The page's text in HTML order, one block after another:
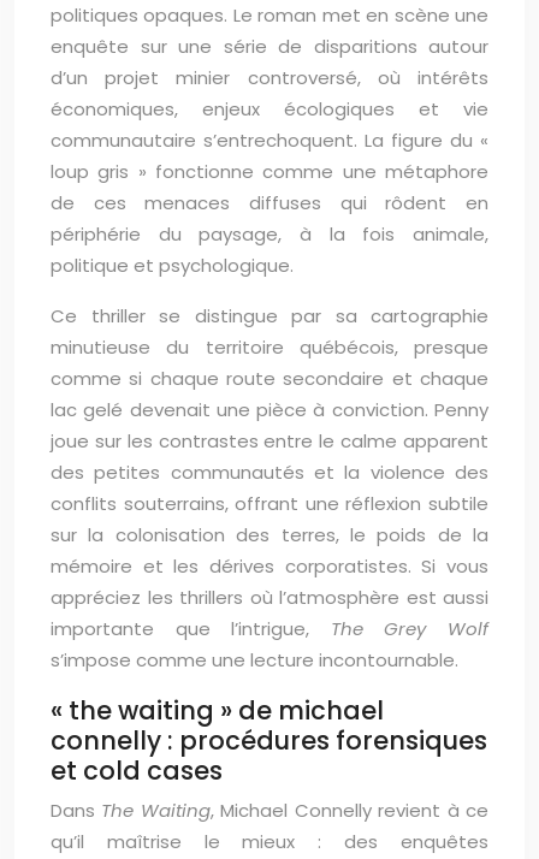
politiques opaques. Le roman met en scène une
enquête sur une série de disparitions autour
d’un projet minier controversé, où intérêts
économiques, enjeux écologiques et vie
communautaire s’entrechoquent. La figure du «
loup gris » fonctionne comme une métaphore
de ces menaces diffuses qui rôdent en
périphérie du paysage, à la fois animale,
politique et psychologique.
Ce thriller se distingue par sa cartographie
minutieuse du territoire québécois, presque
comme si chaque route secondaire et chaque
lac gelé devenait une pièce à conviction. Penny
joue sur les contrastes entre le calme apparent
des petites communautés et la violence des
conflits souterrains, offrant une réflexion subtile
sur la colonisation des terres, le poids de la
mémoire et les dérives corporatistes. Si vous
appréciez les thrillers où l’atmosphère est aussi
importante que l’intrigue, The Grey Wolf
s’impose comme une lecture incontournable.
« the waiting » de michael
connelly : procédures forensiques
et cold cases
Dans The Waiting, Michael Connelly revient à ce
qu’il maîtrise le mieux : des enquêtes